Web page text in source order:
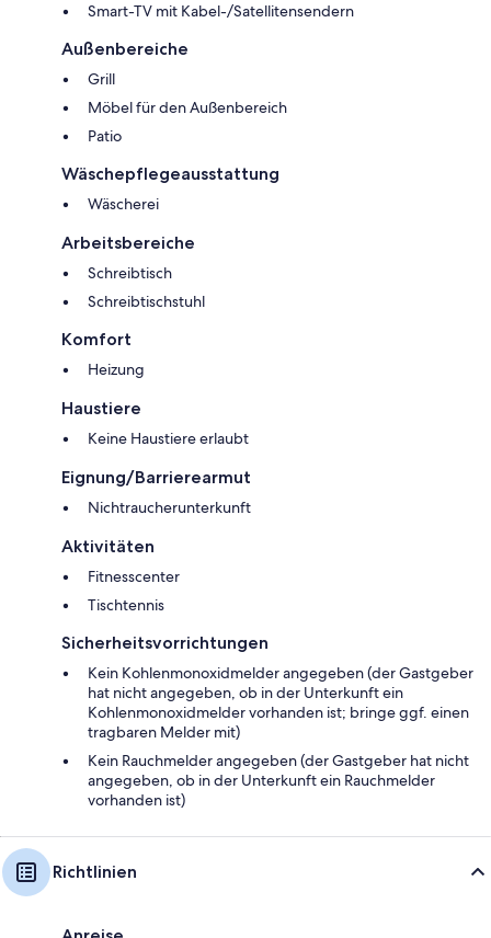
Smart-TV mit Kabel-/Satellitensendern
Außenbereiche
Grill
Möbel für den Außenbereich
Patio
Wäschepflegeausstattung
Wäscherei
Arbeitsbereiche
Schreibtisch
Schreibtischstuhl
Komfort
Heizung
Haustiere
Keine Haustiere erlaubt
Eignung/Barrierearmut
Nichtraucherunterkunft
Aktivitäten
Fitnesscenter
Tischtennis
Sicherheitsvorrichtungen
Kein Kohlenmonoxidmelder angegeben (der Gastgeber
hat nicht angegeben, ob in der Unterkunft ein
Kohlenmonoxidmelder vorhanden ist; bringe ggf. einen
tragbaren Melder mit)
Kein Rauchmelder angegeben (der Gastgeber hat nicht
angegeben, ob in der Unterkunft ein Rauchmelder
vorhanden ist)
Richtlinien